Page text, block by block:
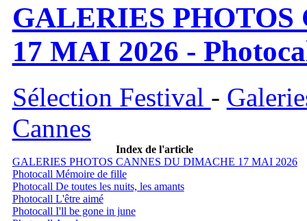
GALERIES
17 MAI 2026 -
Sélection Festival -
Cannes
Index de l'article
GALERIES PHOTOS CANNES DU DIMACHE 17 MAI 2026
Photocall Mémoire de fille
Photocall De toutes les nuits, les amants
Photocall L'être aimé
Photocall I'll be gone in june